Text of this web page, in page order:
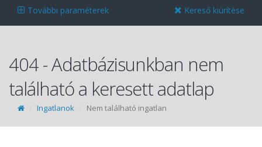
További paraméterek Kereső kiürítése
404 - Adatbázisunkban nem
található a keresett adatlap
Ingatlanok Nem található ingatlan